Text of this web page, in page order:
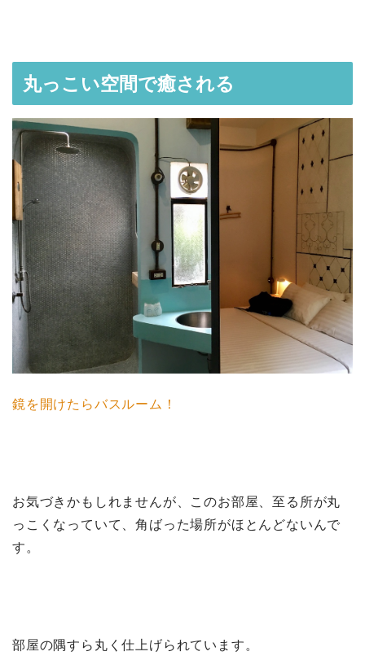
丸っこい空間で癒される
鏡を開けたらバスルーム！
お気づきかもしれませんが、このお部屋、至る所が丸
っこくなっていて、角ばった場所がほとんどないんで
す。
部屋の隅すら丸く仕上げられています。